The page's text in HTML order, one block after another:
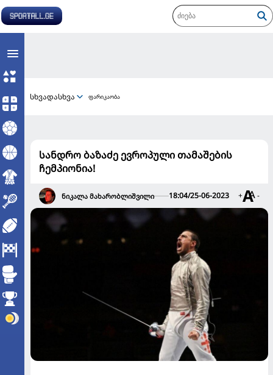
სხვადასხვა ფარიკაობა
სანდრო ბაზაძე ევროპული თამაშების
ჩემპიონია!
ნიკალა მახარობლიშვილი 18:04/25-06-2023 + -